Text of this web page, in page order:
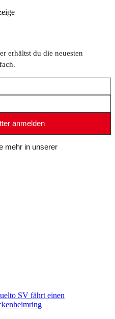
erhältst du die neuesten
mehr in unserer
SV fährt einen